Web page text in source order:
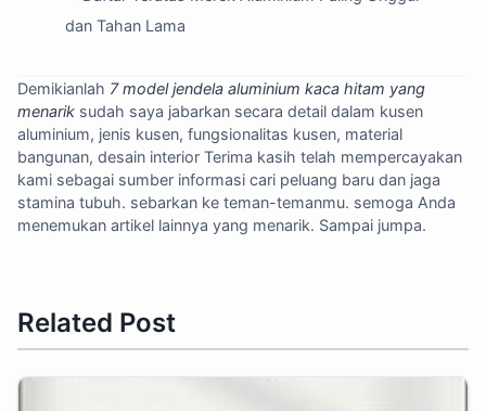
dan Tahan Lama
Demikianlah 7 model jendela aluminium kaca hitam yang
menarik sudah saya jabarkan secara detail dalam kusen
aluminium, jenis kusen, fungsionalitas kusen, material
bangunan, desain interior Terima kasih telah mempercayakan
kami sebagai sumber informasi cari peluang baru dan jaga
stamina tubuh. sebarkan ke teman-temanmu. semoga Anda
menemukan artikel lainnya yang menarik. Sampai jumpa.
Related Post